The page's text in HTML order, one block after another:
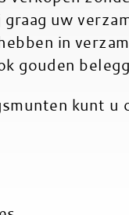
uw
in
gouden
kunt u